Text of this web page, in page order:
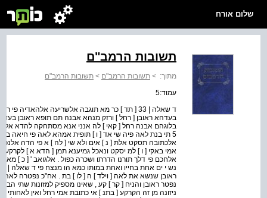
שלום אורח
תשובות הרמב"ם
מתוך: > תשובות הרמב"ם > תשובות הרמב"ם
עמוד:5
ד שאלה | 33 [ תד ] כר מא תוגבה אלשריעה אלהאדיה
בעדהא ראובן [ רחל ] ורזק מנהא אבנה תם תופא ראובן בעד
5 תי בנת לאה פיה שי אד [ ו ] תופית אמהא לאה פי חיאה
אלכתובה תסקט אלת [ נ ] אים ולא שי [ לה ] א פי הדה
אמי באקי [ ו ] למ יסקט ונאכל גמיענא תמן [ הדא א ]
אלחכם פי דלך תורנו הדרתו ושכרה כפול . אלגואב ' [ כ ]
נש י ים אחת בחייו ואחת במותו כמא הו מנצח פי ד שאלה
נפטר ראובן והניח [ קר ] קע , שאינו מספיק למזונות שתי
ניזונה מן זה הקרקע [ בתנ ] אי כתובת אמי רחל ואין